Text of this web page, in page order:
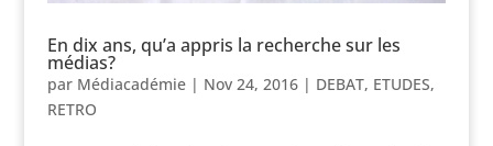
En dix ans, qu’a appris la recherche sur les
médias?
par Médiacadémie| Nov 24, 2016| DEBAT, ETUDES,
RETRO